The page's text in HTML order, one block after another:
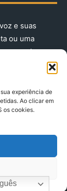
experiência de
Ao clicar em
os cookies.
e suas
ou uma
agora!
0001-36 End .
– Sala